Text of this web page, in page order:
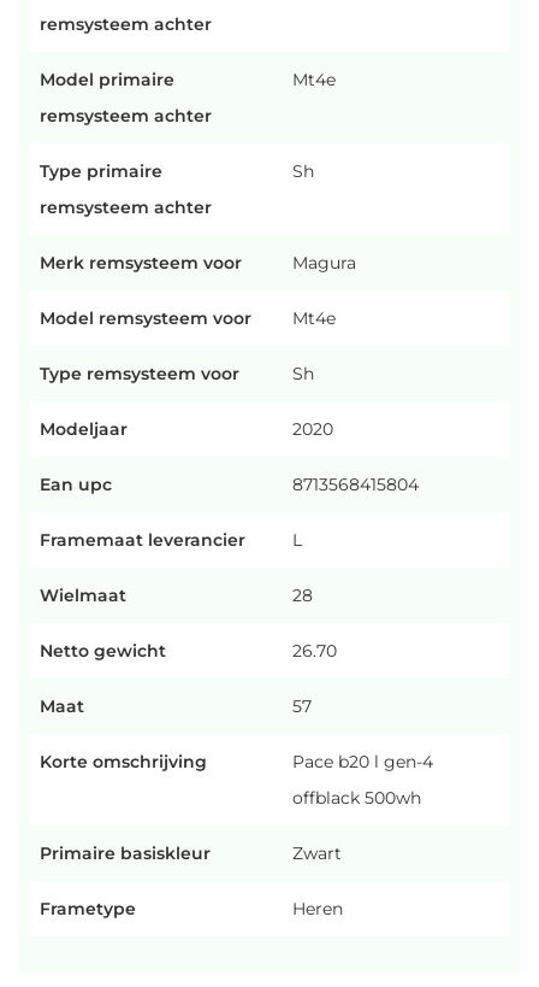
remsysteem achter
Model primaire
remsysteem achter
Mt4e
Type primaire
remsysteem achter
Sh
Merk remsysteem voor Magura
Model remsysteem voor Mt4e
Type remsysteem voor Sh
Modeljaar 2020
Ean upc 8713568415804
Framemaat leverancier L
Wielmaat 28
Netto gewicht 26.70
Maat 57
Korte omschrijving
Pace b20 l gen-4
offblack 500wh
Primaire basiskleur Zwart
Frametype Heren